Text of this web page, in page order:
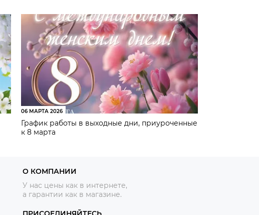
06 МАРТА 2026
График работы в выходные дни, приуроченные
к 8 марта
О КОМПАНИИ
У нас цены как в интернете,
а гарантии как в магазине.